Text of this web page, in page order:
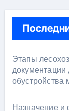
Этапы
обустройства
Назначение и